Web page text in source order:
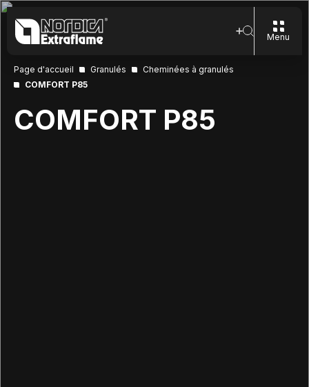
Menu
Page d'accueil Granulés
Cheminées à granulés
COMFORT P85
COMFORT P85